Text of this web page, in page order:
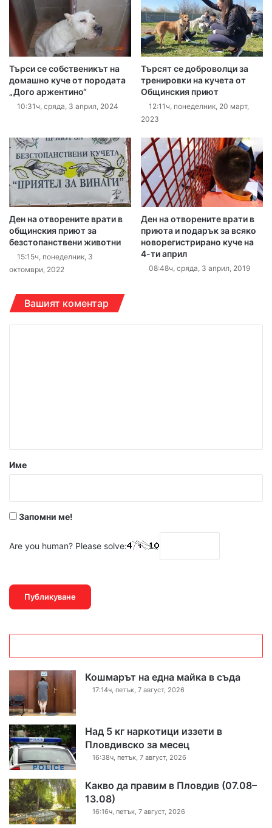
Търси се собственикът на
домашно куче от породата
„Дого аржентино“
10:31ч, сряда, 3 април, 2024
Търсят се доброволци за
тренировки на кучета от
Общинския приют
12:11ч, понеделник, 20 март,
2023
Ден на отворените врати в
общинския приют за
безстопанствени животни
15:15ч, понеделник, 3
октомври, 2022
Ден на отворените врати в
приюта и подарък за всяко
новорегистрирано куче на
4-ти април
08:48ч, сряда, 3 април, 2019
Вашият коментар
р
Име
Запомни ме!
Are you human? Please solve:
Кошмарът на една майка в съда
17:14ч, петък, 7 август, 2026
Над 5 кг наркотици иззети в
Пловдивско за месец
16:38ч, петък, 7 август, 2026
Какво да правим в Пловдив (07.08–
13.08)
16:16ч, петък, 7 август, 2026